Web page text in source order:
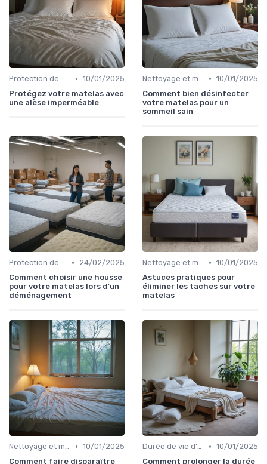
Protection de matelas • 10/01/2025
Protégez votre matelas avec
une alèse imperméable
Nettoyage et maintenance • 10/01/2025
Comment bien désinfecter
votre matelas pour un
sommeil sain
Protection de matelas •
24/02/2025
Comment choisir une housse
pour votre matelas lors d'un
déménagement
Nettoyage et maintenance • 10/01/2025
Astuces pratiques pour
éliminer les taches sur votre
matelas
Nettoyage et maintenance • 10/01/2025
Comment faire disparaître
Durée de vie d'un matelas • 10/01/2025
Comment prolonger la durée